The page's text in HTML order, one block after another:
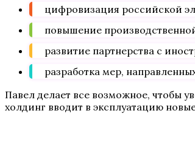
цифровизация российской
повышение
развитие партнерства с
разработка мер,
Павел делает все возможное, чтобы
холдинг вводит в эксплуатацию